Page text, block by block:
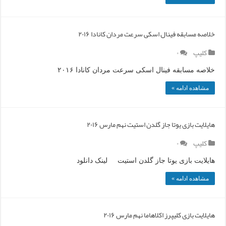
خلاصه مسابقه فینال اسکی سرعت مردان کانادا ۲۰۱۶
کلیپ
۰
خلاصه مسابقه فینال اسکی سرعت مردان کانادا ۲۰۱۶
مشاهده ادامه »
هایلایت بازی یوتا جاز گلدن استیت نهم مارس ۲۰۱۶
کلیپ
۰
هایلایت بازی یوتا جاز گلدن استیت لینک دانلود
مشاهده ادامه »
هایلایت بازی کلیپرز اکلاهاما نهم مارس ۲۰۱۶